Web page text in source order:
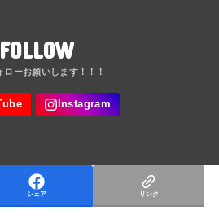
FOLLOW
シェア リンク